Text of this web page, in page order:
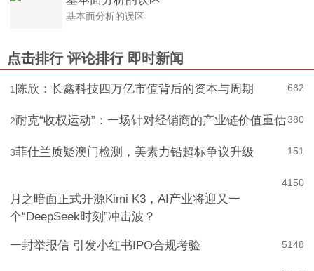
基本面分析的误区
基本面分析的误区
点击排行 评论排行 即时新闻
陈欣：长鑫科技四万亿市值背后的资本与周期
耐克“收权运动”：一场针对经销商的产业链价值重估
菲仕兰质疑澳门检测，美素力铅超标争议升级
月之暗面正式开源Kimi K3，AI产业将迎又一
个“DeepSeek时刻”冲击波？
一封举报信 引发小红书IPO合规考验